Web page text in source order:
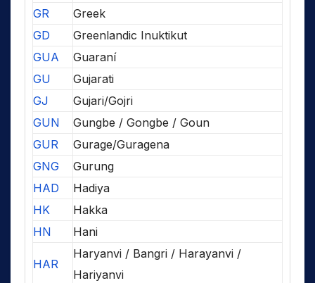
GR
Greek
GD
Greenlandic Inuktikut
GUA
Guaraní
GU
Gujarati
GJ
Gujari/Gojri
GUN
Gungbe / Gongbe / Goun
GUR
Gurage/Guragena
GNG
Gurung
HAD
Hadiya
HK
Hakka
HN
Hani
HAR
Haryanvi / Bangri / Harayanvi /
Hariyanvi